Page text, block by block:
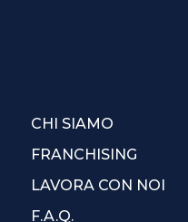
CHI SIAMO
FRANCHISING
LAVORA CON NOI
F.A.Q.